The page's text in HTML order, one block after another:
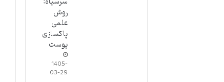
روش
علمی
پاکسازی
پوست
1405-
03-29